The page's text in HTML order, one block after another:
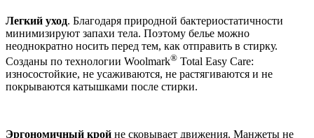
Легкий уход. Благодаря природной бактериостатичности
минимизируют запахи тела. Поэтому белье можно
неоднократно носить перед тем, как отправить в стирку.
Созданы по технологии Woolmark® Total Easy Care:
износостойкие, не усаживаются, не растягиваются и не
покрываются катышками после стирки.
Эргономичный крой не сковывает движения. Манжеты не